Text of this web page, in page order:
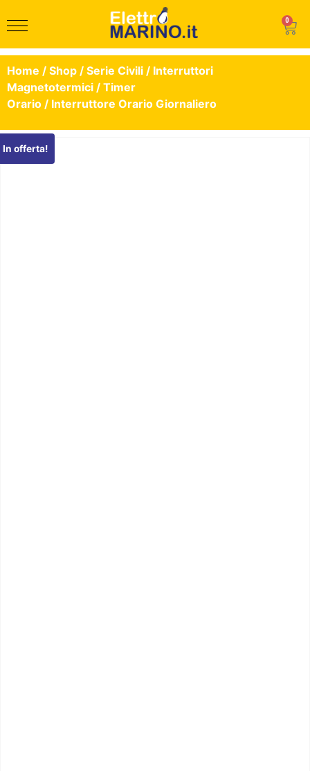
0
Home / Shop / Serie Civili / Interruttori
Magnetotermici / Timer
Orario / Interruttore Orario Giornaliero
In offerta!